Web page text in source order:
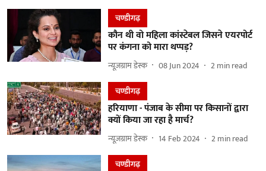
चण्‍डीगढ़
कौन थी वो महिला कांस्टेबल जिसने एयरपोर्ट
पर कंगना को मारा थप्पड़?
न्यूज़ग्राम डेस्क 08 Jun 2024 2min read
चण्‍डीगढ़
हरियाणा - पंजाब के सीमा पर किसानों द्वारा
क्यों किया जा रहा है मार्च?
न्यूज़ग्राम डेस्क 14 Feb 2024 2min read
चण्‍डीगढ़